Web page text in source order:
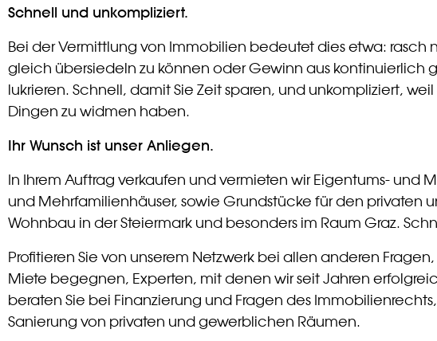
Schnell und unkompliziert.
Bei der Vermittlung von Immobilien bedeutet dies etwa: rasch
gleich übersiedeln zu können oder Gewinn aus kontinuierlich
lukrieren. Schnell, damit Sie Zeit sparen, und unkompliziert,
Dingen zu widmen haben.
Ihr Wunsch ist unser Anliegen.
In Ihrem Auftrag verkaufen und vermieten wir Eigentums- und
und Mehrfamilienhäuser, sowie Grundstücke für den privaten
Wohnbau in der Steiermark und besonders im Raum Graz.
Profitieren Sie von unserem Netzwerk bei allen anderen
Miete begegnen, Experten, mit denen wir seit Jahren
beraten Sie bei Finanzierung und Fragen des
Sanierung von privaten und gewerblichen Räumen.